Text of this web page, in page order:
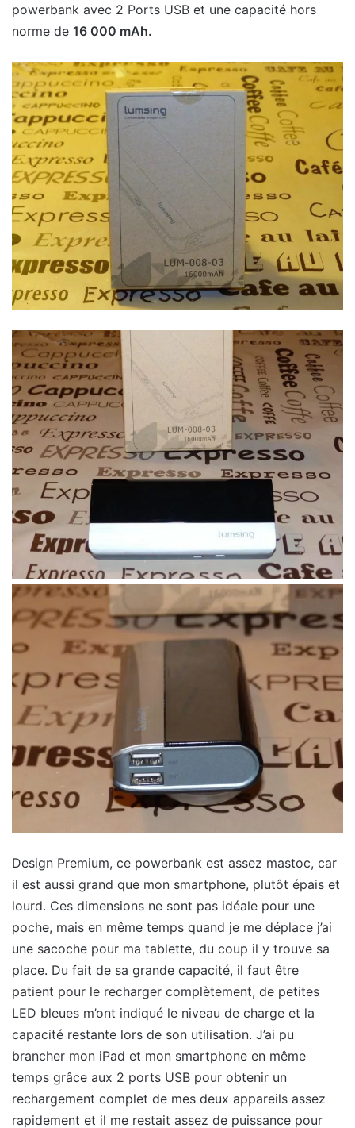
powerbank avec 2 Ports USB et une capacité hors
norme de 16 000 mAh.
Design Premium, ce powerbank est assez mastoc, car
il est aussi grand que mon smartphone, plutôt épais et
lourd. Ces dimensions ne sont pas idéale pour une
poche, mais en même temps quand je me déplace j’ai
une sacoche pour ma tablette, du coup il y trouve sa
place. Du fait de sa grande capacité, il faut être
patient pour le recharger complètement, de petites
LED bleues m’ont indiqué le niveau de charge et la
capacité restante lors de son utilisation. J’ai pu
brancher mon iPad et mon smartphone en même
temps grâce aux 2 ports USB pour obtenir un
rechargement complet de mes deux appareils assez
rapidement et il me restait assez de puissance pour